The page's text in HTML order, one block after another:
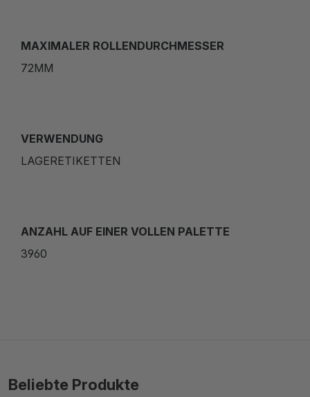
MAXIMALER ROLLENDURCHMESSER
72MM
VERWENDUNG
LAGERETIKETTEN
ANZAHL AUF EINER VOLLEN PALETTE
3960
Beliebte Produkte